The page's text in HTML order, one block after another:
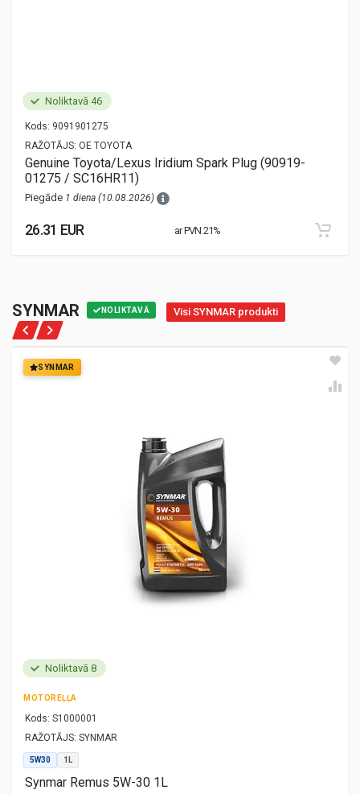
Noliktavā 46
Kods: 9091901275
RAŽOTĀJS: OE TOYOTA
Genuine Toyota/Lexus Iridium Spark Plug (90919-
01275 / SC16HR11)
Piegāde 1 diena (10.08.2026)
26.31 EUR ar PVN 21%
SYNMAR NOLIKTAVĀ Visi SYNMAR produkti
SYNMAR
Noliktavā 8
MOTOREĻĻA
Kods: S1000001
RAŽOTĀJS: SYNMAR
5W30 1L
Synmar Remus 5W-30 1L